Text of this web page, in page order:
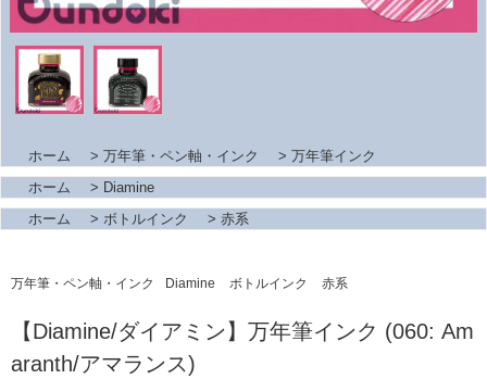
ホーム > 万年筆・ペン軸・インク > 万年筆インク
ホーム
> Diamine
ホーム
> ボトルインク > 赤系
万年筆・ペン軸・インク Diamine ボトルインク 赤系
【Diamine/ダイアミン】万年筆インク (060: Am
aranth/アマランス)